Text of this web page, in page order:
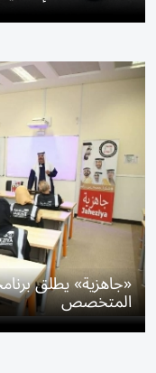
«جاهزية» يطلق
المتخصص